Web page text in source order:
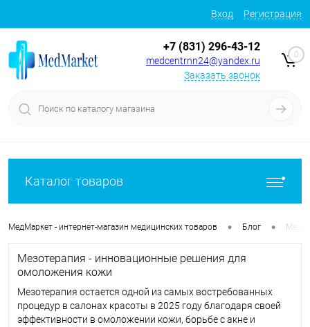
Вход Регистрация
+7 (831) 296-43-12
medcentrnn24@yandex.ru
Заказать звонок
0
Каталог товаров
МедМаркет - интернет-магазин медицинских товаров • Блог •
Мезотерапия - инновационные решения для
омоложения кожи
Мезотерапия остается одной из самых востребованных
процедур в салонах красоты в 2025 году благодаря своей
эффективности в омоложении кожи, борьбе с акне и